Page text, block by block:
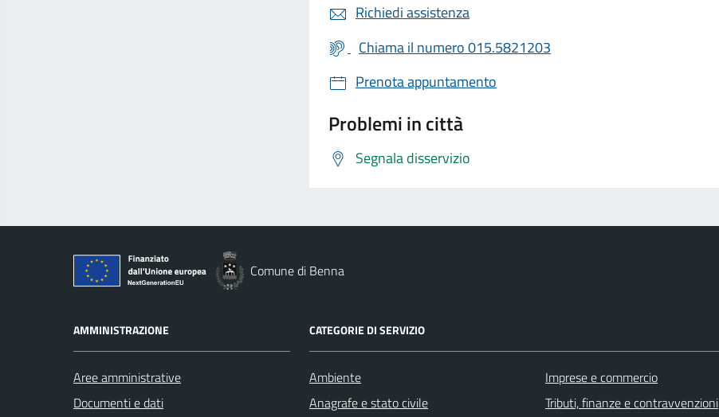
Richiedi assistenza
Chiama il numero 015.5821203
Prenota appuntamento
Problemi in città
Segnala disservizio
Comune di Benna
AMMINISTRAZIONE
Aree amministrative
Documenti e dati
CATEGORIE DI SERVIZIO
Ambiente
Anagrafe e stato civile
Imprese e commercio
Tributi, finanze e contravvenzioni